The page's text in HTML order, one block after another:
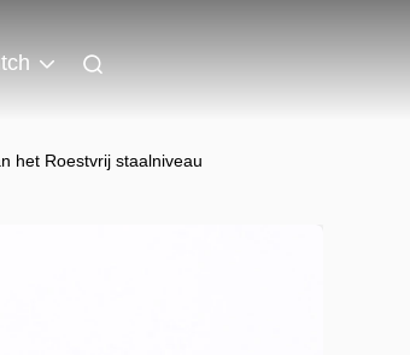
het Roestvrij staalniveau